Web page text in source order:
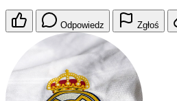
Odpowiedz Zgłoś